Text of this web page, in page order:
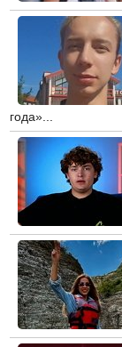
года»...